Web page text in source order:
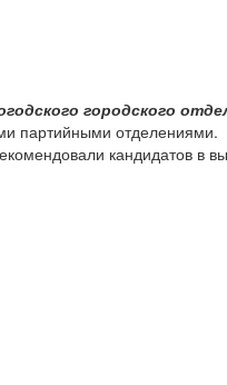
городского
партийными отделениями.
кандидатов в